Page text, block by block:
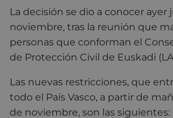
La decisión se dio a conocer ayer
noviembre, tras la reunión que
personas que conforman el
de Protección Civil de Euskadi
Las nuevas restricciones, que
todo el País Vasco, a partir de
de noviembre, son las siguientes: